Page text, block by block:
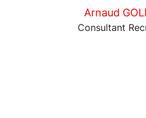
Arnaud
Consultant